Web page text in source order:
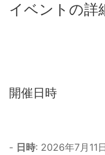
イベントの詳
開催日時
- 日時: 2026年7月11